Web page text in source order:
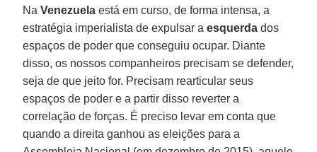
NaVenezuela está em curso, de forma intensa, a
estratégia imperialista de expulsar aesquerda dos
espaços de poder que conseguiu ocupar. Diante
disso, os nossos companheiros precisam se defender,
seja de que jeito for. Precisam rearticular seus
espaços de poder e a partir disso reverter a
correlação de forças. É preciso levar em conta que
quando a direita ganhou as eleições para a